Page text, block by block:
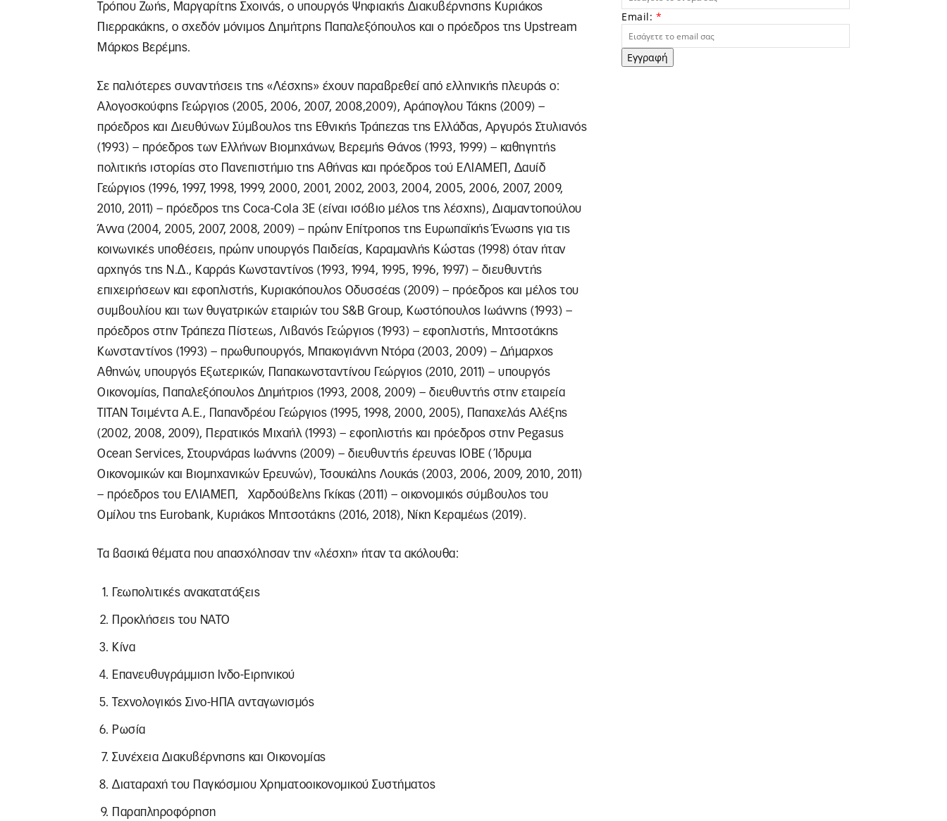
Τρόπου Ζωής, Μαργαρίτης Σχοινάς, ο υπουργός Ψηφιακής Διακυβέρνησης Κυριάκος
Πιερρακάκης, ο σχεδόν μόνιμος Δημήτρης Παπαλεξόπουλος και ο πρόεδρος της Upstream
Μάρκος Βερέμης.
Σε παλιότερες συναντήσεις της «Λέσχης» έχουν παραβρεθεί από ελληνικής πλευράς ο:
Αλογοσκούφης Γεώργιος (2005, 2006, 2007, 2008,2009), Αράπογλου Τάκης (2009) –
πρόεδρος και Διευθύνων Σύμβουλος της Εθνικής Τράπεζας της Ελλάδας, Αργυρός Στυλιανός
(1993) – πρόεδρος των Ελλήνων Βιομηχάνων, Βερεμής Θάνος (1993, 1999) – καθηγητής
πολιτικής ιστορίας στο Πανεπιστήμιο της Αθήνας και πρόεδρος τού ΕΛΙΑΜΕΠ, Δαυίδ
Γεώργιος (1996, 1997, 1998, 1999, 2000, 2001, 2002, 2003, 2004, 2005, 2006, 2007, 2009,
2010, 2011) – πρόεδρος της Coca-Cola 3Ε (είναι ισόβιο μέλος της λέσχης), Διαμαντοπούλου
Άννα (2004, 2005, 2007, 2008, 2009) – πρώην Επίτροπος της Ευρωπαϊκής Ένωσης για τις
κοινωνικές υποθέσεις, πρώην υπουργός Παιδείας, Καραμανλής Κώστας (1998) όταν ήταν
αρχηγός της Ν.Δ., Καρράς Κωνσταντίνος (1993, 1994, 1995, 1996, 1997) – διευθυντής
επιχειρήσεων και εφοπλιστής, Κυριακόπουλος Οδυσσέας (2009) – πρόεδρος και μέλος του
συμβουλίου και των θυγατρικών εταιριών του S&B Group, Κωστόπουλος Ιωάννης (1993) –
πρόεδρος στην Τράπεζα Πίστεως, Λιβανός Γεώργιος (1993) – εφοπλιστής, Μητσοτάκης
Κωνσταντίνος (1993) – πρωθυπουργός, Μπακογιάννη Ντόρα (2003, 2009) – Δήμαρχος
Αθηνών, υπουργός Εξωτερικών, Παπακωνσταντίνου Γεώργιος (2010, 2011) – υπουργός
Οικονομίας, Παπαλεξόπουλος Δημήτριος (1993, 2008, 2009) – διευθυντής στην εταιρεία
ΤΙΤΑΝ Τσιμέντα Α.Ε., Παπανδρέου Γεώργιος (1995, 1998, 2000, 2005), Παπαχελάς Αλέξης
(2002, 2008, 2009), Περατικός Μιχαήλ (1993) – εφοπλιστής και πρόεδρος στην Pegasus
Ocean Services, Στουρνάρας Ιωάννης (2009) – διευθυντής έρευνας ΙΟΒΕ (Ίδρυμα
Οικονομικών και Βιομηχανικών Ερευνών), Τσουκάλης Λουκάς (2003, 2006, 2009, 2010, 2011)
– πρόεδρος του ΕΛΙΑΜΕΠ, Χαρδούβελης Γκίκας (2011) – οικονομικός σύμβουλος του
Ομίλου της Eurobank, Κυριάκος Μητσοτάκης (2016, 2018), Νίκη Κεραμέως (2019).
Τα βασικά θέματα που απασχόλησαν την «λέσχη» ήταν τα ακόλουθα:
Γεωπολιτικές ανακατατάξεις
Προκλήσεις του ΝΑΤΟ
Κίνα
Επανευθυγράμμιση Ινδο-Ειρηνικού
Τεχνολογικός Σινο-ΗΠΑ ανταγωνισμός
Ρωσία
Συνέχεια Διακυβέρνησης και Οικονομίας
Διαταραχή του Παγκόσμιου Χρηματοοικονομικού Συστήματος
Παραπληροφόρηση
Email: *
Εγγραφή